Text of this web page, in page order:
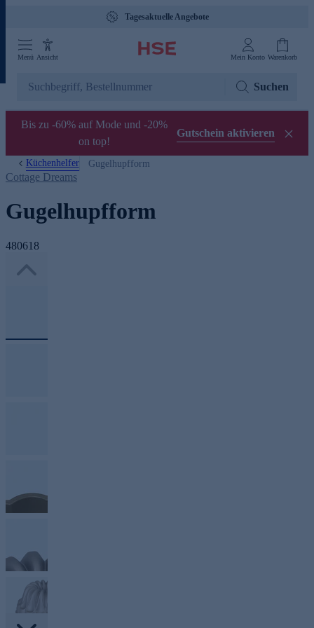
Tagesaktuelle Angebote
Menü Ansicht Mein Konto Warenkorb
Suchen
Bis zu -60% auf Mode und -20%
on top!
Gutschein aktivieren
Küchenhelfer Gugelhupfform
Cottage Dreams
Gugelhupfform
480618